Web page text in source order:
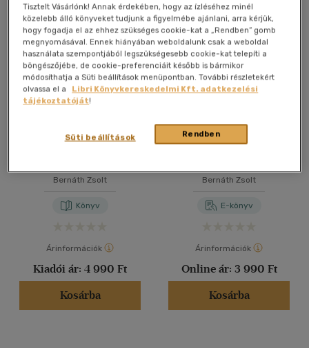
40 db / oldal
Alkalmaz
Összesen5db
Bernáth Zsolt
Könyv
Árinformációk
Kiadói ár: 4 990 Ft
Kosárba
Bernáth Zsolt
E-könyv
Árinformációk
Online ár: 3 990 Ft
Kosárba
Tisztelt Vásárlónk! Annak érdekében, hogy az ízléséhez minél
közelebb álló könyveket tudjunk a figyelmébe ajánlani, arra kérjük,
hogy fogadja el az ehhez szükséges cookie-kat a „Rendben” gomb
megnyomásával. Ennek hiányában weboldalunk csak a weboldal
használata szempontjából legszükségesebb cookie-kat telepíti a
böngészőjébe, de cookie-preferenciáit később is bármikor
módosíthatja a Süti beállítások menüpontban. További részletekért
olvassa el a
Libri Könyvkereskedelmi Kft. adatkezelési
tájékoztatóját!
Rendben
Süti beállítások